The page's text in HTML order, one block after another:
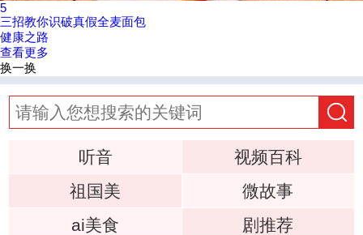
5
三招教你识破真假全麦面包
健康之路
查看更多
换一换
听音
视频百科
祖国美
微故事
ai美食
剧推荐